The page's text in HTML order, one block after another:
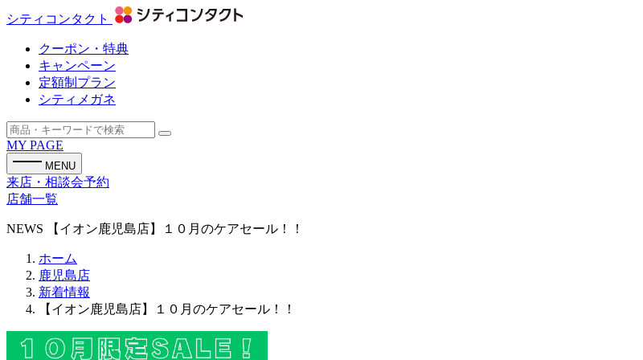
シティコンタクト
クーポン・特典
キャンペーン
定額制プラン
シティメガネ
MY PAGE
MENU
来店・相談会予約
店舗一覧
NEWS 【イオン鹿児島店】１０月のケアセール！！
ホーム
鹿児島店
新着情報
【イオン鹿児島店】１０月のケアセール！！